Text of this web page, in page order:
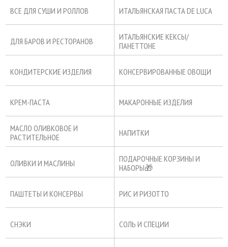
ВСЕ ДЛЯ СУШИ И РОЛЛОВ ИТАЛЬЯНСКАЯ ПАСТА DE LUCA
ДЛЯ БАРОВ И РЕСТОРАНОВ
ИТАЛЬЯНСКИЕ КЕКСЫ/
ПАНЕТТОНЕ
КОНДИТЕРСКИЕ ИЗДЕЛИЯ КОНСЕРВИРОВАННЫЕ ОВОЩИ
КРЕМ-ПАСТА МАКАРОННЫЕ ИЗДЕЛИЯ
МАСЛО ОЛИВКОВОЕ И
РАСТИТЕЛЬНОЕ
НАПИТКИ
ОЛИВКИ И МАСЛИНЫ
ПОДАРОЧНЫЕ КОРЗИНЫ И
НАБОРЫ🎁
ПАШТЕТЫ И КОНСЕРВЫ РИС И РИЗОТТО
СНЭКИ СОЛЬ И СПЕЦИИ